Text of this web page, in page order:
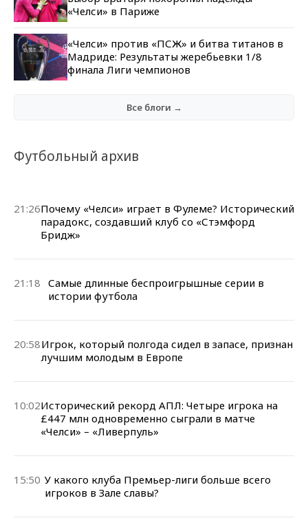
«Челси» в Париже
«Челси» против «ПСЖ» и битва титанов в
Мадриде: Результаты жеребьевки 1/8
финала Лиги чемпионов
Все блоги →
Футбольный архив
21:26Почему «Челси» играет в Фулеме? Исторический
парадокс, создавший клуб со «Стэмфорд
Бридж»
21:18 Самые длинные беспроигрышные серии в
истории футбола
20:58Игрок, который полгода сидел в запасе, признан
лучшим молодым в Европе
10:02Исторический рекорд АПЛ: Четыре игрока на
£447 млн одновременно сыграли в матче
«Челси» – «Ливерпуль»
15:50 У какого клуба Премьер-лиги больше всего
игроков в Зале славы?